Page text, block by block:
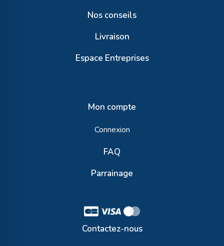
Nos conseils
Livraison
Espace Entreprises
Mon compte
Connexion
FAQ
Parrainage
Contactez-nous